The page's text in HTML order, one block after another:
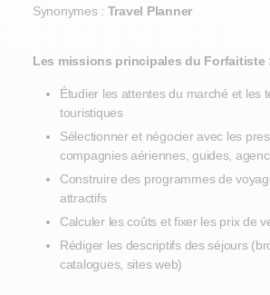
Synonymes : Travel Planner
Les missions principales du Forfaitiste
Étudier les attentes du marché et les
touristiques
Sélectionner et négocier avec les
compagnies aériennes, guides,
Construire des programmes de
attractifs
Calculer les coûts et fixer les prix de
Rédiger les descriptifs des séjours
catalogues, sites web)